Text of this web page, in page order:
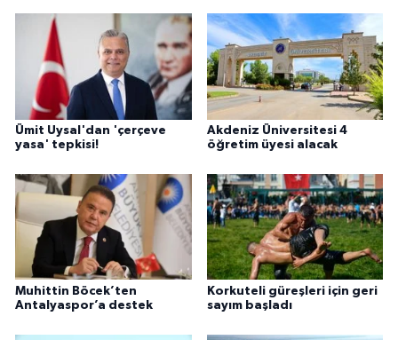
Ümit Uysal'dan 'çerçeve
yasa' tepkisi!
Akdeniz Üniversitesi 4
öğretim üyesi alacak
Muhittin Böcek’ten
Antalyaspor’a destek
Korkuteli güreşleri için geri
sayım başladı